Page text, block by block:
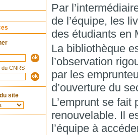
du CNRS
site
Par
de l’équipe, les
des étudiants en
La bibliothèque
l’observation
par les
d’ouverture du
L’emprunt se
renouvelable. Il
l’équipe à